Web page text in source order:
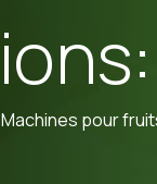
ions:
Machines pour